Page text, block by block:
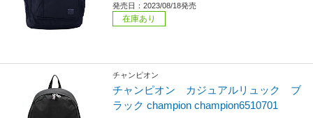
発売日：2023/08/18発売
在庫あり
チャンピオン
チャンピオン カジュアルリュック ブ
ラック champion champion6510701